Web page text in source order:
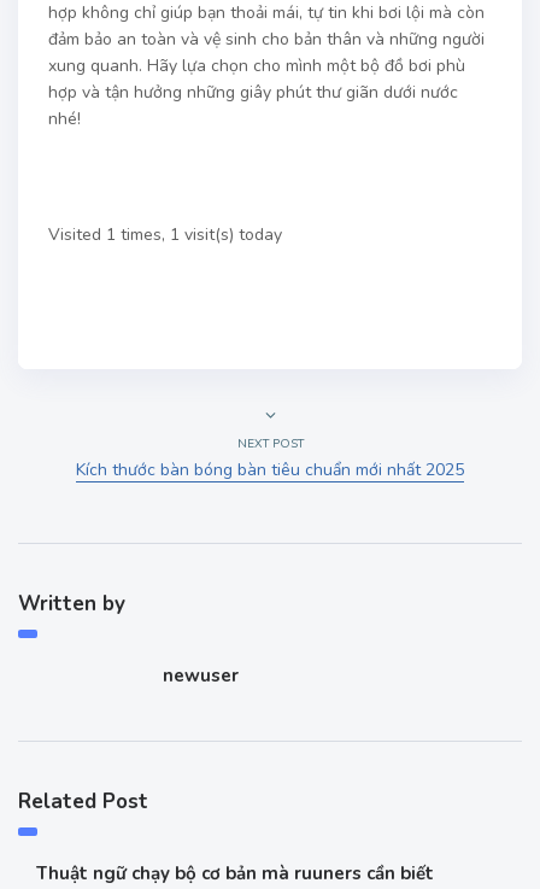
hợp không chỉ giúp bạn thoải mái, tự tin khi bơi lội mà còn
đảm bảo an toàn và vệ sinh cho bản thân và những người
xung quanh. Hãy lựa chọn cho mình một bộ đồ bơi phù
hợp và tận hưởng những giây phút thư giãn dưới nước
nhé!
Visited 1 times, 1 visit(s) today
NEXT POST
Kích thước bàn bóng bàn tiêu chuẩn mới nhất 2025
Written by
newuser
Related Post
Thuật ngữ chạy bộ cơ bản mà ruuners cần biết